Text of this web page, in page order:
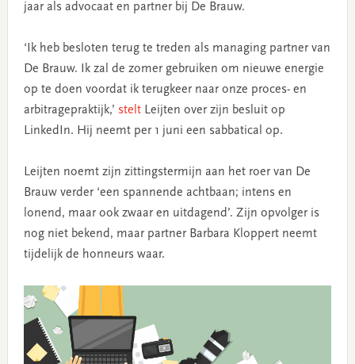
jaar als advocaat en partner bij De Brauw.
‘Ik heb besloten terug te treden als managing partner van
De Brauw. Ik zal de zomer gebruiken om nieuwe energie
op te doen voordat ik terugkeer naar onze proces- en
arbitragepraktijk,’ steltLeijten over zijn besluit op
LinkedIn. Hij neemt per 1 juni een sabbatical op.
Leijten noemt zijn zittingstermijn aan het roer van De
Brauw verder ‘een spannende achtbaan; intens en
lonend, maar ook zwaar en uitdagend’. Zijn opvolger is
nog niet bekend, maar partner Barbara Kloppert neemt
tijdelijk de honneurs waar.